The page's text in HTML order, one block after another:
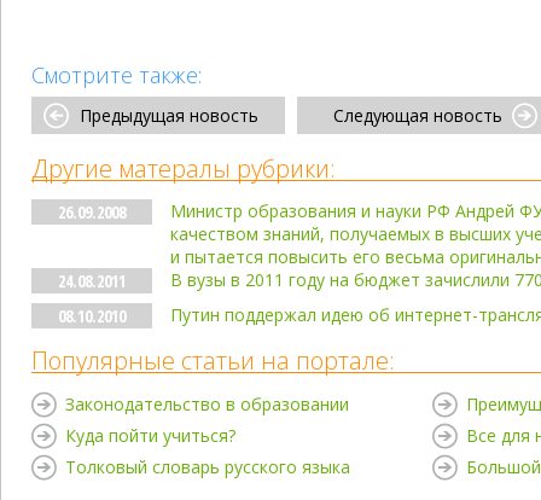
Смотрите также:
Предыдущая новость Следующая новость
Другие матералы рубрики:
26.09.2008
Министр образования и науки РФ Андрей
качеством знаний, получаемых в высших
и пытается повысить его весьма
24.08.2011
В вузы в 2011 году на бюджет зачислили
08.10.2010
Путин поддержал идею об интернет-
Популярные статьи на портале:
Законодательство в образовании
Куда пойти учиться?
Толковый словарь русского языка
Все для
Большой